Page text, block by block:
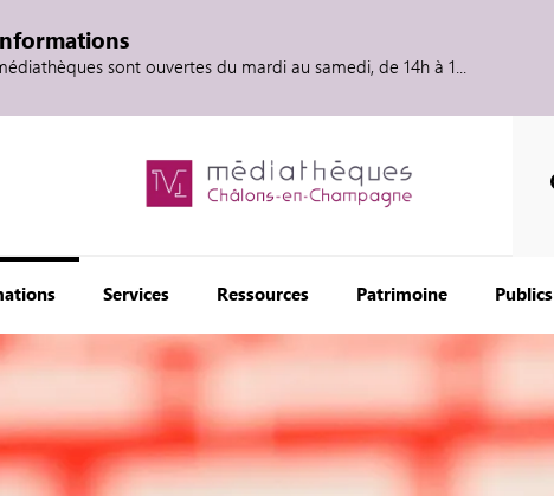
sont ouvertes du mardi au samedi, de 14h à 1...
Services Ressources Patrimoine Publics